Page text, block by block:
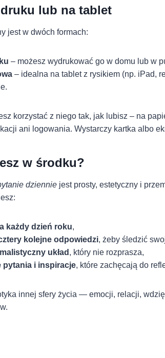
lub na tablet
jest w dwóch formach:
– możesz wydrukować go w domu lub w
– idealna na tablet z rysikiem (np. iPad,
korzystać z niego tak, jak lubisz – na
ani logowania. Wystarczy kartka albo
w środku?
dziennie jest prosty, estetyczny i
każdy dzień roku,
kolejne odpowiedzi, żeby śledzić
układ , który nie rozprasza,
pytania i inspiracje, które zachęcają do
innej sfery życia — emocji, relacji,